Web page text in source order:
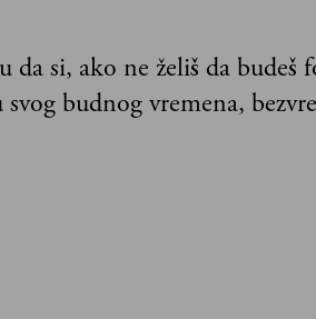
da si, ako ne želiš da
budnog vremena,